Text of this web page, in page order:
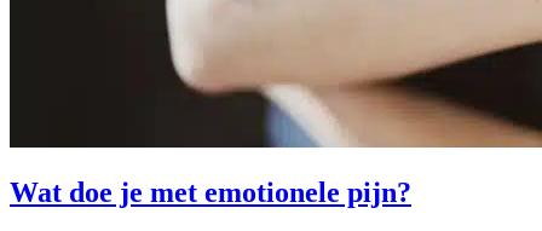
Wat doe je met emotionele pijn?